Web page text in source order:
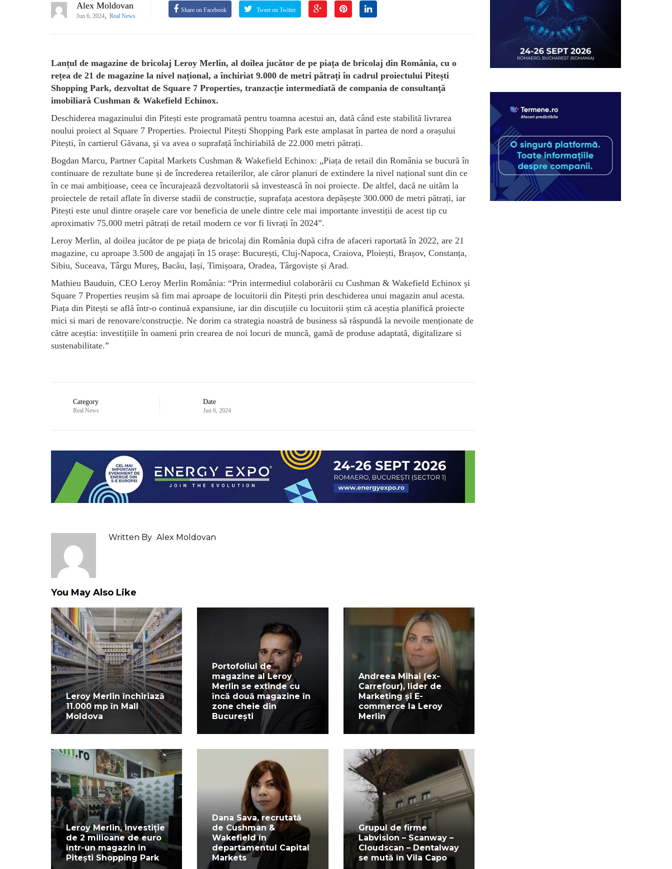
Alex Moldovan
Jun 6, 2024, Real News
Share on Facebook Tweet on Twitter
Lanțul de magazine de bricolaj Leroy Merlin, al doilea jucător de pe piața de bricolaj din România, cu o
rețea de 21 de magazine la nivel național, a închiriat 9.000 de metri pătrați în cadrul proiectului Pitești
Shopping Park, dezvoltat de Square 7 Properties, tranzacție intermediată de compania de consultanţă
imobiliară Cushman & Wakefield Echinox.
Deschiderea magazinului din Pitești este programată pentru toamna acestui an, dată când este stabilită livrarea
noului proiect al Square 7 Properties. Proiectul Pitești Shopping Park este amplasat în partea de nord a orașului
Pitești, în cartierul Găvana, şi va avea o suprafață închiriabilă de 22.000 metri pătrați.
Bogdan Marcu, Partner Capital Markets Cushman & Wakefield Echinox: „Piața de retail din România se bucură în
continuare de rezultate bune și de încrederea retailerilor, ale căror planuri de extindere la nivel național sunt din ce
în ce mai ambițioase, ceea ce încurajează dezvoltatorii să investească în noi proiecte. De altfel, dacă ne uităm la
proiectele de retail aflate în diverse stadii de construcție, suprafața acestora depășește 300.000 de metri pătrați, iar
Pitești este unul dintre orașele care vor beneficia de unele dintre cele mai importante investiții de acest tip cu
aproximativ 75.000 metri pătrați de retail modern ce vor fi livrați în 2024”.
Leroy Merlin, al doilea jucător de pe piața de bricolaj din România după cifra de afaceri raportată în 2022, are 21
magazine, cu aproape 3.500 de angajați în 15 orașe: București, Cluj-Napoca, Craiova, Ploiești, Brașov, Constanța,
Sibiu, Suceava, Târgu Mureș, Bacău, Iași, Timișoara, Oradea, Târgoviște și Arad.
Mathieu Bauduin, CEO Leroy Merlin România: “Prin intermediul colaborării cu Cushman & Wakefield Echinox și
Square 7 Properties reușim să fim mai aproape de locuitorii din Pitești prin deschiderea unui magazin anul acesta.
Piața din Pitești se află într-o continuă expansiune, iar din discuțiile cu locuitorii știm că aceștia planifică proiecte
mici si mari de renovare/construcție. Ne dorim ca strategia noastră de business să răspundă la nevoile menționate de
către aceștia: investițiile în oameni prin crearea de noi locuri de muncă, gamă de produse adaptată, digitalizare si
sustenabilitate.”
Category
Real News
Date
Jun 6, 2024
Written By Alex Moldovan
You May Also Like
Leroy Merlin închiriază
11.000 mp în Mall
Moldova
Portofoliul de
magazine al Leroy
Merlin se extinde cu
încă două magazine în
zone cheie din
București
Andreea Mihai (ex-
Carrefour), lider de
Marketing și E-
commerce la Leroy
Merlin
Leroy Merlin, investiție
de 2 milioane de euro
într-un magazin în
Pitești Shopping Park
Dana Sava, recrutată
de Cushman &
Wakefield în
departamentul Capital
Markets
Grupul de firme
Labvision – Scanway –
Cloudscan – Dentalway
se mută în Vila Capo